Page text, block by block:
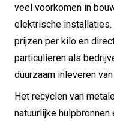
veel voorkomen in
elektrische
prijzen per kilo en
particulieren als
duurzaam inleveren
Het recyclen van
natuurlijke